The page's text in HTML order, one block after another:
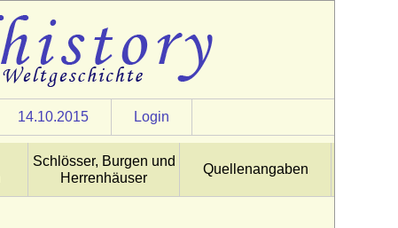
14.10.2015 Login
Schlösser, Burgen und
Herrenhäuser
Quellenangaben